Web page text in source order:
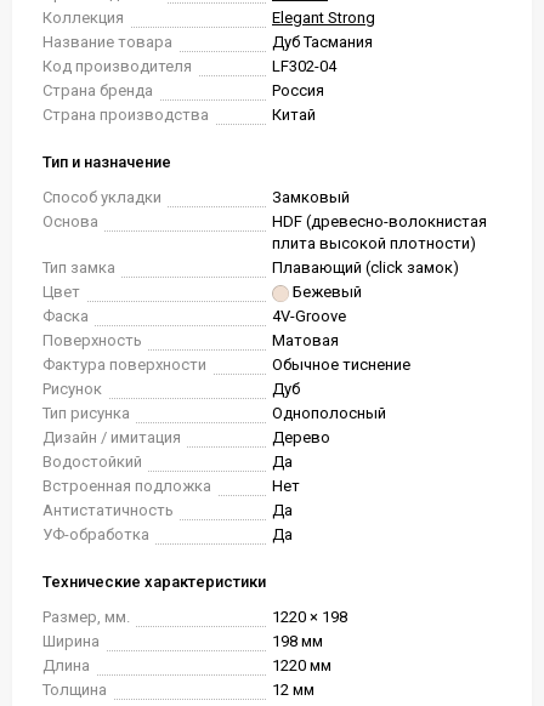
Коллекция
Elegant Strong
Название товара
Дуб Тасмания
Код производителя
LF302-04
Страна бренда
Россия
Страна производства
Китай
Тип и назначение
Способ укладки
Замковый
Основа
HDF (древесно-волокнистая
плита высокой плотности)
Тип замка
Плавающий (click замок)
Цвет
Бежевый
Фаска
4V-Groove
Поверхность
Матовая
Фактура поверхности
Обычное тиснение
Рисунок
Дуб
Тип рисунка
Однополосный
Дизайн / имитация
Дерево
Водостойкий
Да
Встроенная подложка
Нет
Антистатичность
Да
УФ-обработка
Да
Технические характеристики
Размер, мм.
1220 × 198
Ширина
198 мм
Длина
1220 мм
Толщина
12 мм